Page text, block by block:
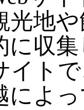
光地
に収
イト
によ